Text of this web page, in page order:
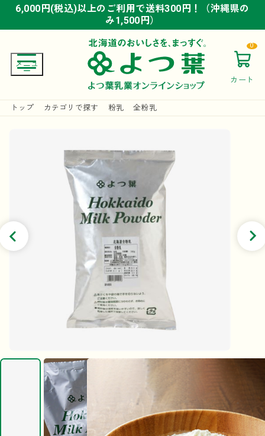
6,000円(税込)以上のご利用で送料300円！（沖縄県の
み1,500円）
6,000円(税込)以上のご利用で送料300円！（沖縄県の
み1,500円）
6,000円(税込)以上のご利用で送料300円！（沖縄県の
み1,500円）
カート
0
トップ カテゴリで探す 粉乳 全粉乳